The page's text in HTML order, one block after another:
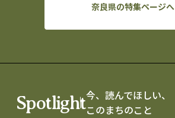
奈良県の特集ページへ
Spotlight今、読んでほしい、
このまちのこと